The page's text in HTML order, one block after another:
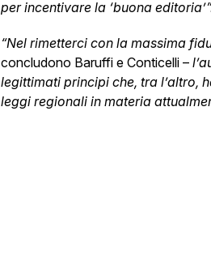
per incentivare la ‘buona
“Nel rimetterci con la massima
concludono Baruffi e Conticelli –
legittimati principi che, tra l’altro,
leggi regionali in materia